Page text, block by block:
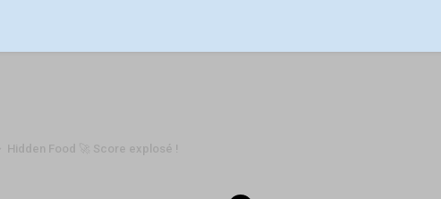
Hidden Food 🚀 Score explosé !